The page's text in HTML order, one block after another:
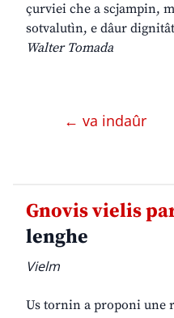
çurviei che a scjampin,
sotvalutìn, e dâur
Walter Tomada
← va indaûr
Gnovis vielis
lenghe
Vielm
Us tornin a proponi une